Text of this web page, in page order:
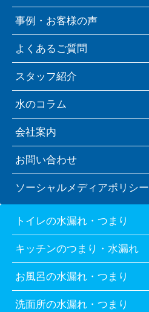
事例・お客様の声
よくあるご質問
スタッフ紹介
水のコラム
会社案内
お問い合わせ
ソーシャルメディアポリシー
トイレの水漏れ・つまり
キッチンのつまり・水漏れ
お風呂の水漏れ・つまり
洗面所の水漏れ・つまり